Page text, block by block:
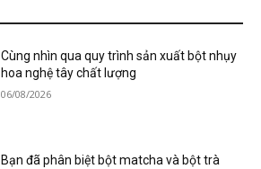
Cùng nhìn qua quy trình sản xuất bột nhụy
hoa nghệ tây chất lượng
06/08/2026
Bạn đã phân biệt bột matcha và bột trà